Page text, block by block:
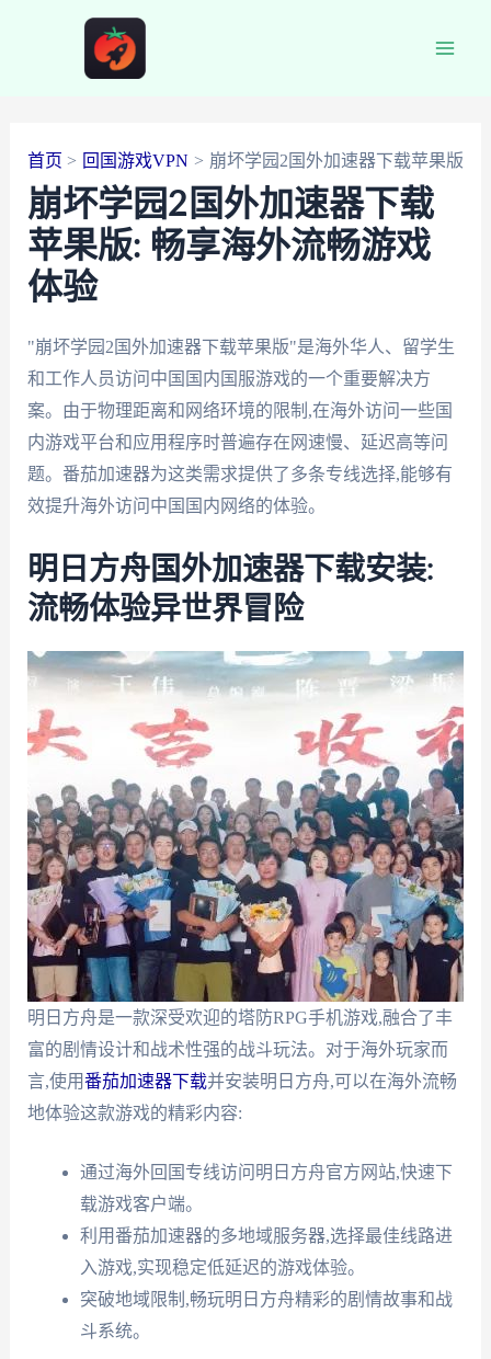
首页 回国游戏VPN 崩坏学园2国外加速器下载苹果版
崩坏学园2国外加速器下载
苹果版: 畅享海外流畅游戏
体验
"崩坏学园2国外加速器下载苹果版"是海外华人、留学生
和工作人员访问中国国内国服游戏的一个重要解决方
案。由于物理距离和网络环境的限制,在海外访问一些国
内游戏平台和应用程序时普遍存在网速慢、延迟高等问
题。番茄加速器为这类需求提供了多条专线选择,能够有
效提升海外访问中国国内网络的体验。
明日方舟国外加速器下载安装:
流畅体验异世界冒险
明日方舟是一款深受欢迎的塔防RPG手机游戏,融合了丰
富的剧情设计和战术性强的战斗玩法。对于海外玩家而
言,使用番茄加速器下载并安装明日方舟,可以在海外流畅
地体验这款游戏的精彩内容:
通过海外回国专线访问明日方舟官方网站,快速下
载游戏客户端。
利用番茄加速器的多地域服务器,选择最佳线路进
入游戏,实现稳定低延迟的游戏体验。
突破地域限制,畅玩明日方舟精彩的剧情故事和战
斗系统。